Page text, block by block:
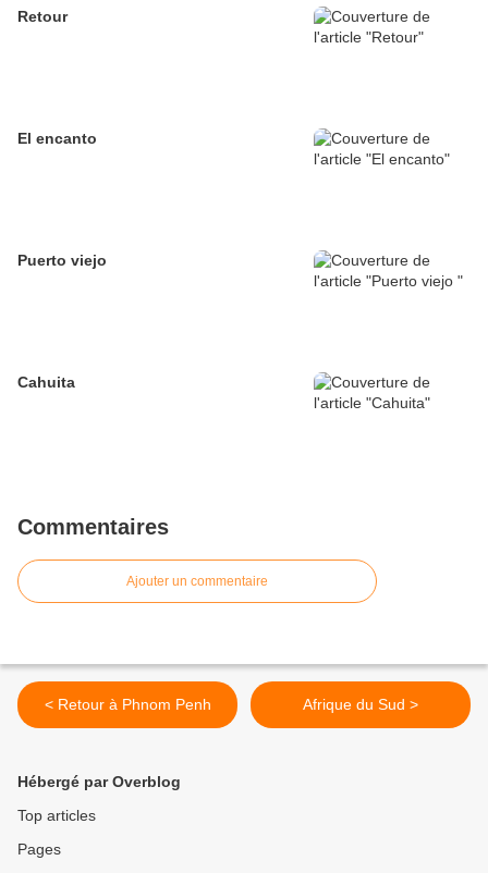
Retour
El encanto
Puerto viejo
Cahuita
Commentaires
Ajouter un commentaire
< Retour à Phnom Penh Afrique du Sud >
Hébergé par Overblog
Top articles
Pages